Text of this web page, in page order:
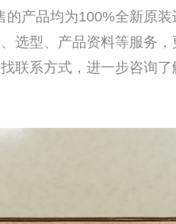
产品均为100%全新原
选型、产品资料等服务
联系方式，进一步咨询了